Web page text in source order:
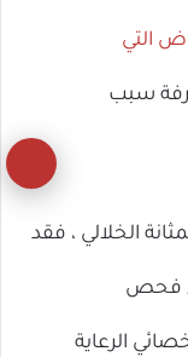
التي
سبب
الخلالي ، فقد
فحص
الرعاية
زر